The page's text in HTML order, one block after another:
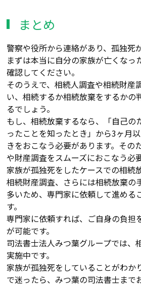
まとめ
警察や役所から連絡があり、孤独死
まずは本当に自分の家族が亡くなっ
確認してください。
そのうえで、相続人調査や相続財産
い、相続するか相続放棄をするかの
るでしょう。
もし、相続放棄するなら、「自己の
ったことを知ったとき」から3ヶ月
きをおこなう必要があります。その
や財産調査をスムーズにおこなう必
家族が孤独死をしたケースでの相続
相続財産調査、さらには相続放棄の
多いため、専門家に依頼して進める
す。
専門家に依頼すれば、ご自身の負担
が可能です。
司法書士法人みつ葉グループでは、
実施中です。
家族が孤独死をしていることがわか
で迷ったら、みつ葉の司法書士まで